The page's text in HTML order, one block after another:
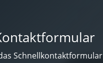
Schnellkontaktformular